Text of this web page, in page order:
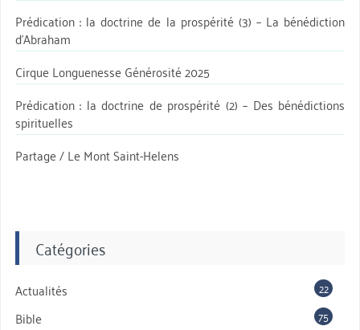
Prédication : la doctrine de la prospérité (3) – La bénédiction
d’Abraham
Cirque Longuenesse Générosité 2025
Prédication : la doctrine de prospérité (2) – Des bénédictions
spirituelles
Partage / Le Mont Saint-Helens
Catégories
Actualités 22
Bible 75